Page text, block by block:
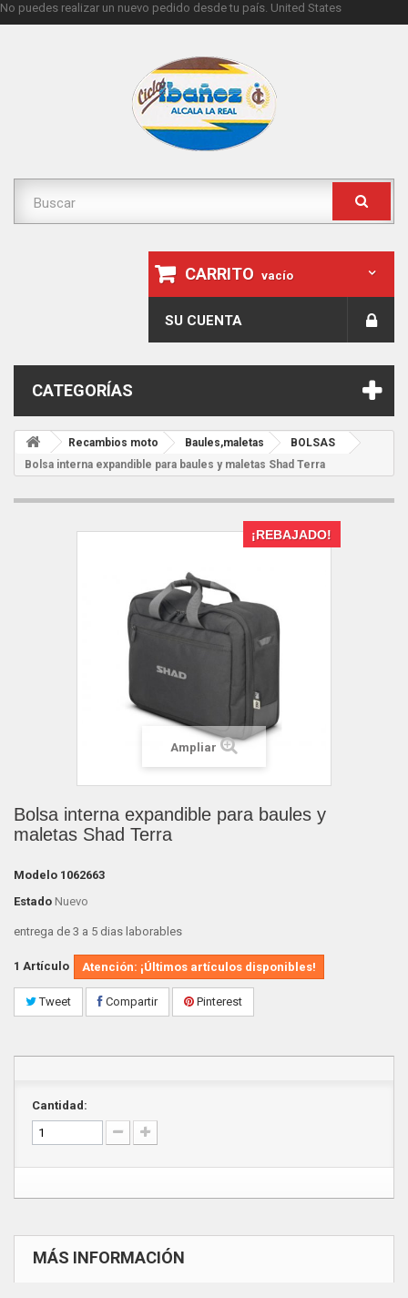
No puedes realizar un nuevo pedido desde tu país. United States
CARRITO vacío
SU CUENTA
CATEGORÍAS
Recambios moto Baules,maletas
BOLSAS
Bolsa interna expandible para baules y maletas Shad Terra
¡REBAJADO!
Ampliar
Bolsa interna expandible para baules y
maletas Shad Terra
Modelo 1062663
Estado Nuevo
entrega de 3 a 5 dias laborables
1 Artículo Atención: ¡Últimos artículos disponibles!
Tweet Compartir Pinterest
Cantidad:
MÁS INFORMACIÓN